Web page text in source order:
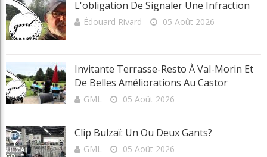
Invitante Terrasse-Resto À Val-Morin Et
Clip Bulzaï: Un Ou Deux Gants?
GML 05 Août 2026